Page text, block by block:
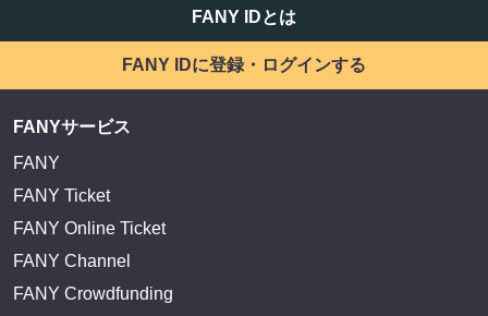
FANY IDとは
FANY IDに登録・ログインする
FANYサービス
FANY
FANY Ticket
FANY Online Ticket
FANY Channel
FANY Crowdfunding